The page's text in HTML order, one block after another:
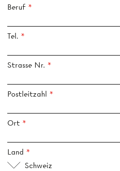
Beruf
Tel.
Strasse Nr.
Postleitzahl
Ort
Land
Schweiz